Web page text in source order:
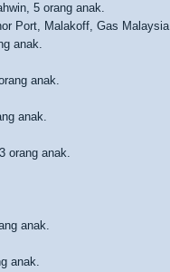
5 orang anak.
Port, Malakoff, Gas Malaysia
anak.
anak.
anak.
orang anak.
anak.
anak.